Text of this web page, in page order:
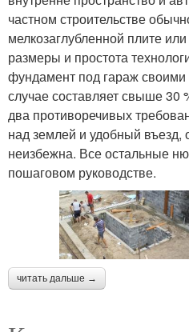
частном строительстве
мелкозаглубленной плите
размеры и простота
фундамент под гараж
случае составляет свыше 30
два противоречивых
над землей и удобный въезд,
неизбежна. Все остальные
пошаговом руководстве.
читать дальше →